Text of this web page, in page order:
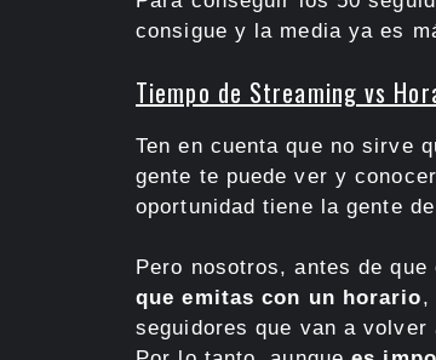
consigue y la media ya es
Tiempo de Streaming vs
Ten en cuenta que no sirve
gente te puede ver y
oportunidad tiene la gente
Pero nosotros, antes de
que emitas con un horario,
seguidores que van a